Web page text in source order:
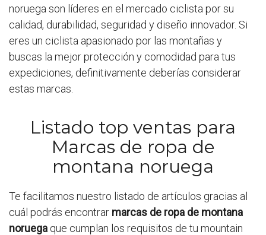
noruega son líderes en el mercado ciclista por su
calidad, durabilidad, seguridad y diseño innovador. Si
eres un ciclista apasionado por las montañas y
buscas la mejor protección y comodidad para tus
expediciones, definitivamente deberías considerar
estas marcas.
Listado top ventas para
Marcas de ropa de
montana noruega
Te facilitamos nuestro listado de artículos gracias al
cuál podrás encontrar marcas de ropa de montana
noruega que cumplan los requisitos de tu mountain